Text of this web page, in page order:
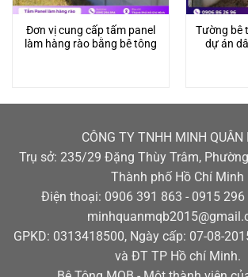
Đơn vị cung cấp tấm panel
làm hàng rào bằng bê tông
Tường bê
dự án
CÔNG TY TNHH MINH QUÂN
Trụ sở: 235/29 Đặng Thùy Trâm,
Thành phố Hồ Chí Minh
Điện thoại: 0906 391 863 - 0915 296
GPKD: 0313418500, Ngày cấp: 07-08-
và ĐT TP Hồ chí Minh.